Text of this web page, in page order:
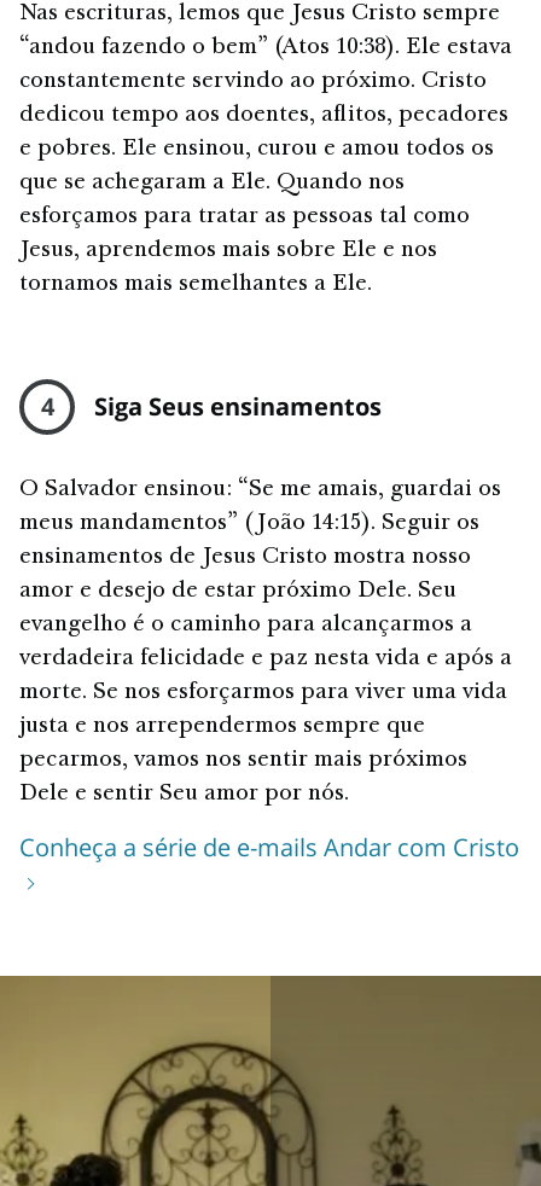
Nas escrituras, lemos que Jesus Cristo sempre
“andou fazendo o bem” (Atos 10:38). Ele estava
constantemente servindo ao próximo. Cristo
dedicou tempo aos doentes, aflitos, pecadores
e pobres. Ele ensinou, curou e amou todos os
que se achegaram a Ele. Quando nos
esforçamos para tratar as pessoas tal como
Jesus, aprendemos mais sobre Ele e nos
tornamos mais semelhantes a Ele.
4 Siga Seus ensinamentos
O Salvador ensinou: “Se me amais, guardai os
meus mandamentos” (João 14:15). Seguir os
ensinamentos de Jesus Cristo mostra nosso
amor e desejo de estar próximo Dele. Seu
evangelho é o caminho para alcançarmos a
verdadeira felicidade e paz nesta vida e após a
morte. Se nos esforçarmos para viver uma vida
justa e nos arrependermos sempre que
pecarmos, vamos nos sentir mais próximos
Dele e sentir Seu amor por nós.
Conheça a série de e-mails Andar com Cristo